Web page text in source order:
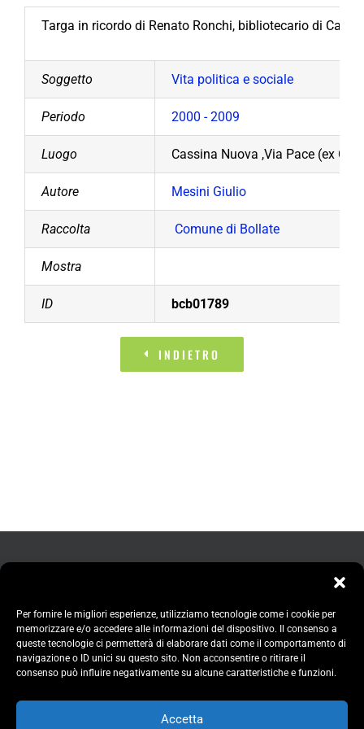
Per fornire le migliori esperienze, utilizziamo tecnologie come i cookie per
memorizzare e/o accedere alle informazioni del dispositivo. Il consenso a
queste tecnologie ci permetterà di elaborare dati come il comportamento di
navigazione o ID unici su questo sito. Non acconsentire o ritirare il
consenso può influire negativamente su alcune caratteristiche e funzioni.
Accetta
Targa in ricordo di Renato Ronchi, bibliotecario di
Soggetto Vita politica e sociale
Periodo 2000 - 2009
Luogo Cassina Nuova ,Via Pace (ex
Autore Mesini Giulio
Raccolta Comune di Bollate
Mostra
ID bcb01789
INDIETRO